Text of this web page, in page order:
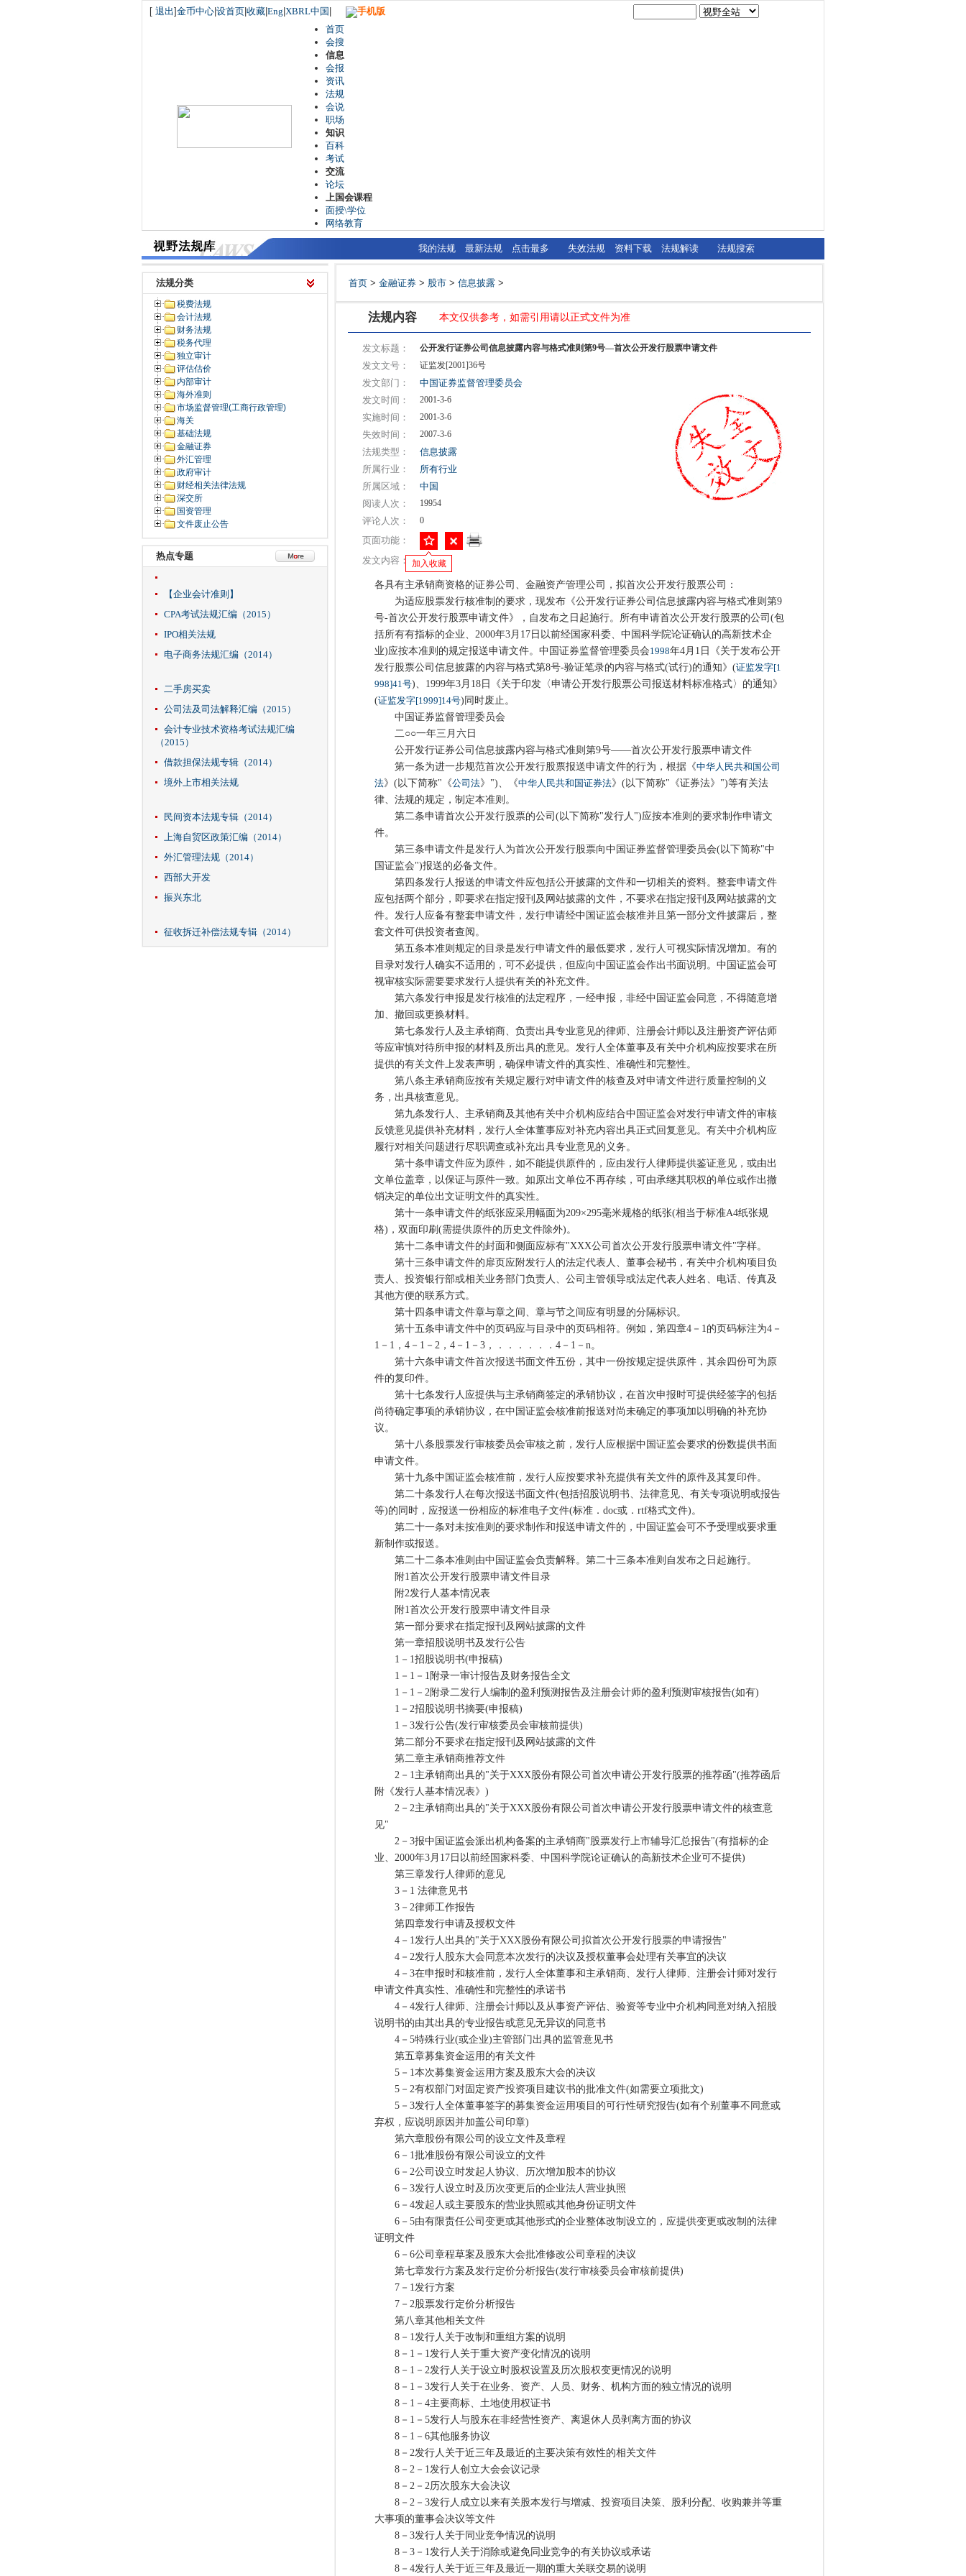
[ 退出]金币中心 设首页 收藏 Eng XBRL中国
手机版
首页
会搜
信息
会报
资讯
法规
会说
职场
知识
百科
考试
交流
论坛
上国会课程
面授\学位
网络教育
我的法规 最新法规 点击最多 失效法规 资料下载 法规解读 法规搜索
法规分类
税费法规
会计法规
财务法规
税务代理
独立审计
评估估价
内部审计
海外准则
市场监督管理(工商行政管理)
海关
基础法规
金融证券
外汇管理
政府审计
财经相关法律法规
深交所
国资管理
文件废止公告
热点专题
【企业会计准则】
CPA考试法规汇编（2015）
IPO相关法规
电子商务法规汇编（2014）
二手房买卖
公司法及司法解释汇编（2015）
会计专业技术资格考试法规汇编
（2015）
借款担保法规专辑（2014）
境外上市相关法规
民间资本法规专辑（2014）
上海自贸区政策汇编（2014）
外汇管理法规（2014）
西部大开发
振兴东北
征收拆迁补偿法规专辑（2014）
首页 > 金融证券 > 股市 > 信息披露 >
法规内容 本文仅供参考，如需引用请以正式文件为准
发文标题： 公开发行证券公司信息披露内容与格式准则第9号—首次公开发行股票申请文件
发文文号： 证监发[2001]36号
发文部门：
中国证券监督管理委员会
发文时间：
2001-3-6
实施时间： 2001-3-6
失效时间： 2007-3-6
法规类型：
信息披露
所属行业：
所有行业
所属区域：
中国
阅读人次：
19954
评论人次： 0
页面功能：
加入收藏
发文内容：
各具有主承销商资格的证券公司、金融资产管理公司，拟首次公开发行股票公司：
为适应股票发行核准制的要求，现发布《公开发行证券公司信息披露内容与格式准则第9
号-首次公开发行股票申请文件》，自发布之日起施行。所有申请首次公开发行股票的公司(包
括所有有指标的企业、2000年3月17日以前经国家科委、中国科学院论证确认的高新技术企
业)应按本准则的规定报送申请文件。中国证券监督管理委员会1998年4月1日《关于发布公开
发行股票公司信息披露的内容与格式第8号-验证笔录的内容与格式(试行)的通知》(证监发字[1
998]41号)、1999年3月18日《关于印发〈申请公开发行股票公司报送材料标准格式〉的通知》
(证监发字[1999]14号)同时废止。
中国证券监督管理委员会
二○○一年三月六日
公开发行证券公司信息披露内容与格式准则第9号——首次公开发行股票申请文件
第一条为进一步规范首次公开发行股票报送申请文件的行为，根据《中华人民共和国公司
法》(以下简称"《公司法》")、《中华人民共和国证券法》(以下简称"《证券法》")等有关法
律、法规的规定，制定本准则。
第二条申请首次公开发行股票的公司(以下简称"发行人")应按本准则的要求制作申请文
件。
第三条申请文件是发行人为首次公开发行股票向中国证券监督管理委员会(以下简称"中
国证监会")报送的必备文件。
第四条发行人报送的申请文件应包括公开披露的文件和一切相关的资料。整套申请文件
应包括两个部分，即要求在指定报刊及网站披露的文件，不要求在指定报刊及网站披露的文
件。发行人应备有整套申请文件，发行申请经中国证监会核准并且第一部分文件披露后，整
套文件可供投资者查阅。
第五条本准则规定的目录是发行申请文件的最低要求，发行人可视实际情况增加。有的
目录对发行人确实不适用的，可不必提供，但应向中国证监会作出书面说明。中国证监会可
视审核实际需要要求发行人提供有关的补充文件。
第六条发行申报是发行核准的法定程序，一经申报，非经中国证监会同意，不得随意增
加、撤回或更换材料。
第七条发行人及主承销商、负责出具专业意见的律师、注册会计师以及注册资产评估师
等应审慎对待所申报的材料及所出具的意见。发行人全体董事及有关中介机构应按要求在所
提供的有关文件上发表声明，确保申请文件的真实性、准确性和完整性。
第八条主承销商应按有关规定履行对申请文件的核查及对申请文件进行质量控制的义
务，出具核查意见。
第九条发行人、主承销商及其他有关中介机构应结合中国证监会对发行申请文件的审核
反馈意见提供补充材料，发行人全体董事应对补充内容出具正式回复意见。有关中介机构应
履行对相关问题进行尽职调查或补充出具专业意见的义务。
第十条申请文件应为原件，如不能提供原件的，应由发行人律师提供鉴证意见，或由出
文单位盖章，以保证与原件一致。如原出文单位不再存续，可由承继其职权的单位或作出撤
销决定的单位出文证明文件的真实性。
第十一条申请文件的纸张应采用幅面为209×295毫米规格的纸张(相当于标准A4纸张规
格)，双面印刷(需提供原件的历史文件除外)。
第十二条申请文件的封面和侧面应标有"XXX公司首次公开发行股票申请文件"字样。
第十三条申请文件的扉页应附发行人的法定代表人、董事会秘书，有关中介机构项目负
责人、投资银行部或相关业务部门负责人、公司主管领导或法定代表人姓名、电话、传真及
其他方便的联系方式。
第十四条申请文件章与章之间、章与节之间应有明显的分隔标识。
第十五条申请文件中的页码应与目录中的页码相符。例如，第四章4－1的页码标注为4－
1－1，4－1－2，4－1－3，．．．．．．4－1－n。
第十六条申请文件首次报送书面文件五份，其中一份按规定提供原件，其余四份可为原
件的复印件。
第十七条发行人应提供与主承销商签定的承销协议，在首次申报时可提供经签字的包括
尚待确定事项的承销协议，在中国证监会核准前报送对尚未确定的事项加以明确的补充协
议。
第十八条股票发行审核委员会审核之前，发行人应根据中国证监会要求的份数提供书面
申请文件。
第十九条中国证监会核准前，发行人应按要求补充提供有关文件的原件及其复印件。
第二十条发行人在每次报送书面文件(包括招股说明书、法律意见、有关专项说明或报告
等)的同时，应报送一份相应的标准电子文件(标准．doc或．rtf格式文件)。
第二十一条对未按准则的要求制作和报送申请文件的，中国证监会可不予受理或要求重
新制作或报送。
第二十二条本准则由中国证监会负责解释。第二十三条本准则自发布之日起施行。
附1首次公开发行股票申请文件目录
附2发行人基本情况表
附1首次公开发行股票申请文件目录
第一部分要求在指定报刊及网站披露的文件
第一章招股说明书及发行公告
1－1招股说明书(申报稿)
1－1－1附录一审计报告及财务报告全文
1－1－2附录二发行人编制的盈利预测报告及注册会计师的盈利预测审核报告(如有)
1－2招股说明书摘要(申报稿)
1－3发行公告(发行审核委员会审核前提供)
第二部分不要求在指定报刊及网站披露的文件
第二章主承销商推荐文件
2－1主承销商出具的"关于XXX股份有限公司首次申请公开发行股票的推荐函"(推荐函后
附《发行人基本情况表》)
2－2主承销商出具的"关于XXX股份有限公司首次申请公开发行股票申请文件的核查意
见"
2－3报中国证监会派出机构备案的主承销商"股票发行上市辅导汇总报告"(有指标的企
业、2000年3月17日以前经国家科委、中国科学院论证确认的高新技术企业可不提供)
第三章发行人律师的意见
3－1 法律意见书
3－2律师工作报告
第四章发行申请及授权文件
4－1发行人出具的"关于XXX股份有限公司拟首次公开发行股票的申请报告"
4－2发行人股东大会同意本次发行的决议及授权董事会处理有关事宜的决议
4－3在申报时和核准前，发行人全体董事和主承销商、发行人律师、注册会计师对发行
申请文件真实性、准确性和完整性的承诺书
4－4发行人律师、注册会计师以及从事资产评估、验资等专业中介机构同意对纳入招股
说明书的由其出具的专业报告或意见无异议的同意书
4－5特殊行业(或企业)主管部门出具的监管意见书
第五章募集资金运用的有关文件
5－1本次募集资金运用方案及股东大会的决议
5－2有权部门对固定资产投资项目建议书的批准文件(如需要立项批文)
5－3发行人全体董事签字的募集资金运用项目的可行性研究报告(如有个别董事不同意或
弃权，应说明原因并加盖公司印章)
第六章股份有限公司的设立文件及章程
6－1批准股份有限公司设立的文件
6－2公司设立时发起人协议、历次增加股本的协议
6－3发行人设立时及历次变更后的企业法人营业执照
6－4发起人或主要股东的营业执照或其他身份证明文件
6－5由有限责任公司变更或其他形式的企业整体改制设立的，应提供变更或改制的法律
证明文件
6－6公司章程草案及股东大会批准修改公司章程的决议
第七章发行方案及发行定价分析报告(发行审核委员会审核前提供)
7－1发行方案
7－2股票发行定价分析报告
第八章其他相关文件
8－1发行人关于改制和重组方案的说明
8－1－1发行人关于重大资产变化情况的说明
8－1－2发行人关于设立时股权设置及历次股权变更情况的说明
8－1－3发行人关于在业务、资产、人员、财务、机构方面的独立情况的说明
8－1－4主要商标、土地使用权证书
8－1－5发行人与股东在非经营性资产、离退休人员剥离方面的协议
8－1－6其他服务协议
8－2发行人关于近三年及最近的主要决策有效性的相关文件
8－2－1发行人创立大会会议记录
8－2－2历次股东大会决议
8－2－3发行人成立以来有关股本发行与增减、投资项目决策、股利分配、收购兼并等重
大事项的董事会决议等文件
8－3发行人关于同业竞争情况的说明
8－3－1发行人关于消除或避免同业竞争的有关协议或承诺
8－4发行人关于近三年及最近一期的重大关联交易的说明